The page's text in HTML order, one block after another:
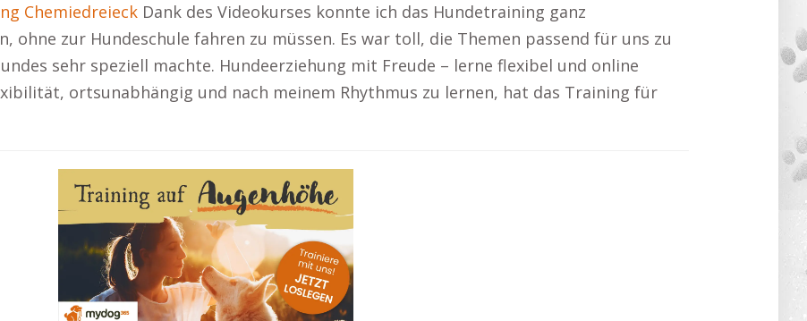
Chemiedreieck Dank des Videokurses konnte ich das Hundetraining ganz
ohne zur Hundeschule fahren zu müssen. Es war toll, die Themen passend für uns zu
sehr speziell machte. Hundeerziehung mit Freude – lerne flexibel und online
ortsunabhängig und nach meinem Rhythmus zu lernen, hat das Training für